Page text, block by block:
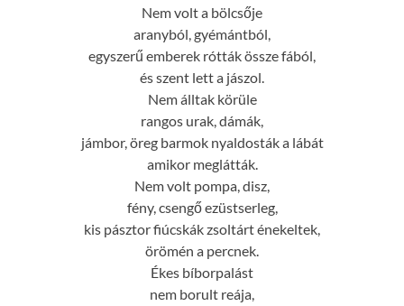
Nem volt a bölcsője
aranyból, gyémántból,
egyszerű emberek rótták össze fából,
és szent lett a jászol.
Nem álltak körüle
rangos urak, dámák,
jámbor, öreg barmok nyaldosták a lábát
amikor meglátták.
Nem volt pompa, disz,
fény, csengő ezüstserleg,
kis pásztor fiúcskák zsoltárt énekeltek,
örömén a percnek.
Ékes bíborpalást
nem borult reája,